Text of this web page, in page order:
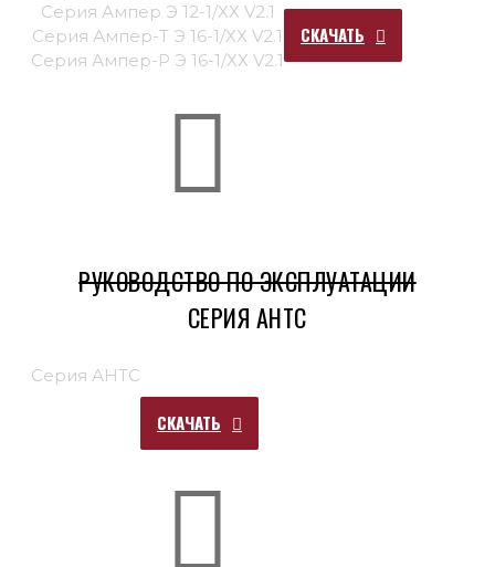
Серия Ампер Э 12-1/ХХ V2.1
Серия Ампер-Т Э 16-1/ХХ V2.1
Серия Ампер-Р Э 16-1/ХХ V2.1
СКАЧАТЬ
РУКОВОДСТВО ПО ЭКСПЛУАТАЦИИ
СЕРИЯ АНТС
Серия АНТС
СКАЧАТЬ